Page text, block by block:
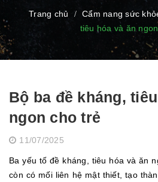
Trang chủ / Cẩm nang sức
tiêu hóa và ăn
Bộ ba đề kháng,
ngon cho trẻ
11/07/2025
Ba yếu tố đề kháng, tiêu hóa và ăn
còn có mối liên hệ mật thiết, tạo